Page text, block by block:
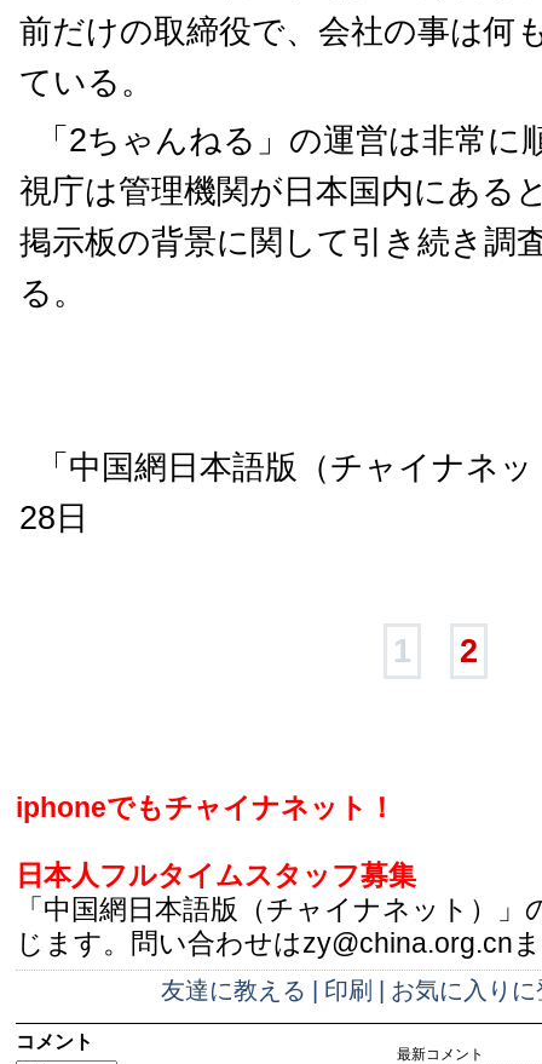
前だけの取締役で、会社の事は何
ている。
「2ちゃんねる」の運営は非常に
視庁は管理機関が日本国内にある
掲示板の背景に関して引き続き調
る。
「中国網日本語版（チャイナネ
28日
1 2
iphoneでもチャイナネット！
日本人フルタイムスタッフ募集
「中国網日本語版（チャイナネット）」
じます。問い合わせはzy@china.org.cn
友達に教える 印刷 お気に入りに
コメント
最新コメント